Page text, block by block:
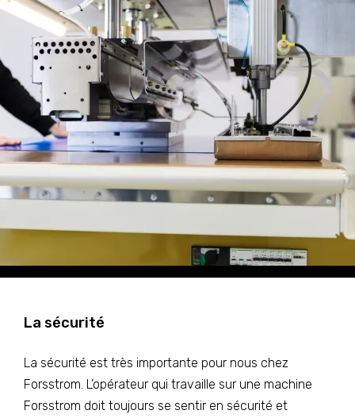
La sécurité
La sécurité est très importante pour nous chez
Forsstrom. L’opérateur qui travaille sur une machine
Forsstrom doit toujours se sentir en sécurité et